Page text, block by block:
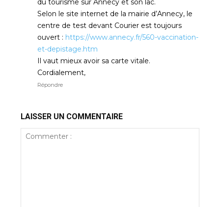
Selon le site internet de la mairie d’Annecy, le
centre de test devant Courier est toujours
ouvert : https://www.annecy.fr/560-vaccination-
et-depistage.htm
Il vaut mieux avoir sa carte vitale.
Cordialement,
Répondre
LAISSER UN COMMENTAIRE